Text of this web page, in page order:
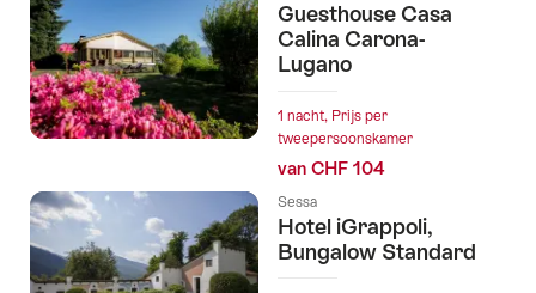
Guesthouse Casa
Calina Carona-
Lugano
1 nacht, Prijs per
tweepersoonskamer
van CHF 104
Sessa
Hotel iGrappoli,
Bungalow Standard